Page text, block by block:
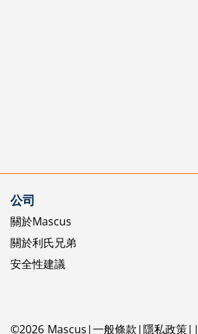
公司
關於Mascus
關於利氏兄弟
安全性建議
©2026 Mascus 一般條款 隱私政策